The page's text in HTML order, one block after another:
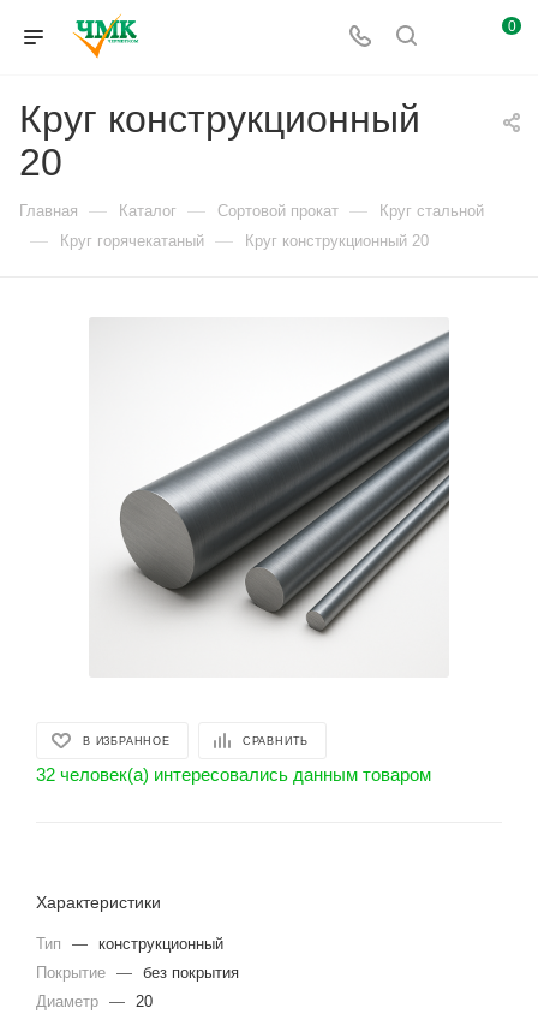
0
Круг конструкционный
20
Главная — Каталог — Сортовой прокат — Круг стальной
— Круг горячекатаный — Круг конструкционный 20
В ИЗБРАННОЕ СРАВНИТЬ
32 человек(а) интересовались данным товаром
Характеристики
Тип — конструкционный
Покрытие — без покрытия
Диаметр — 20